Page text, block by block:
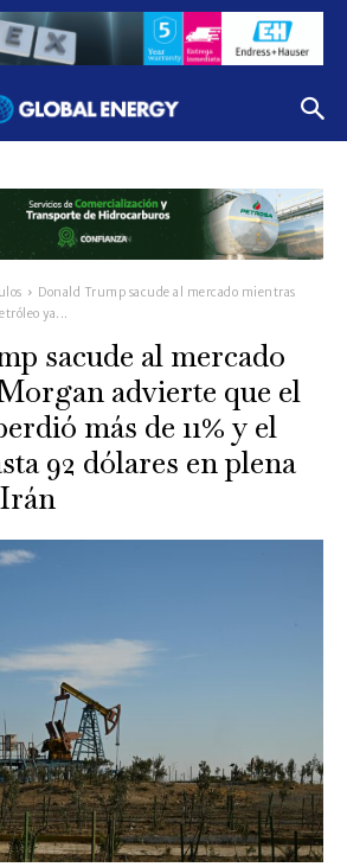
Donald Trump sacude al mercado mientras
ya...
sacude al mercado
advierte que el
más de 11% y el
92 dólares en plena